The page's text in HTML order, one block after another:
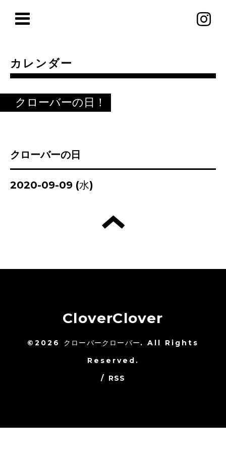
カレンダー
クローバーの日！
クローバーの日
2020-09-09 (水)
CloverClover
©2026 クローバークローバー. All Rights
Reserved.
/ RSS